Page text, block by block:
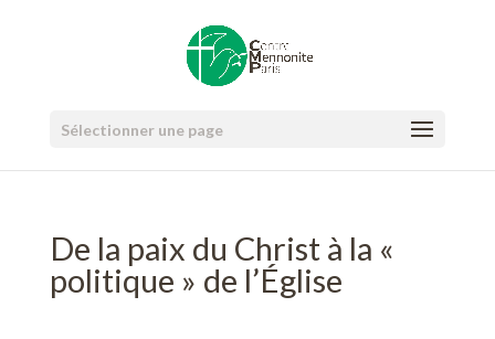
Sélectionner une page
De la paix du Christ à la «
politique » de l’Église